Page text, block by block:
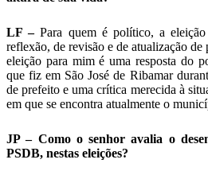
LF –Para quem é político, a
reflexão, de revisão e de atualização de
eleição para mim é uma resposta do
que fiz em São José de Ribamar
de prefeito e uma crítica merecida à
em que se encontra atualmente o
JP – Como o senhor avalia o
PSDB, nestas eleições?